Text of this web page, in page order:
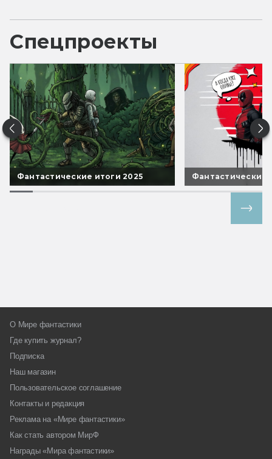
Спецпроекты
Фантастические итоги 2025 Фантастические
О Мире фантастики
Где купить журнал?
Подписка
Наш магазин
Пользовательское соглашение
Контакты и редакция
Реклама на «Мире фантастики»
Как стать автором МирФ
Награды «Мира фантастики»